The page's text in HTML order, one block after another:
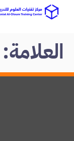
العلامة: